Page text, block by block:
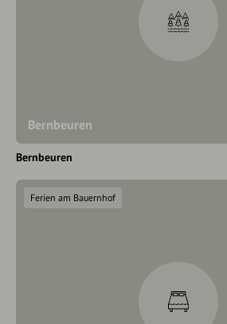
Bernbeuren
Bernbeuren
Ferien am Bauernhof